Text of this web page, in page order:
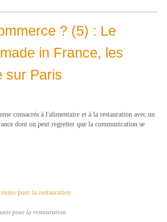
? (5) : Le
in France, les
sur Paris
consacrés à l'alimentaire et à la restauration avec un
dont on peut regretter que la communication se
pour la restauration